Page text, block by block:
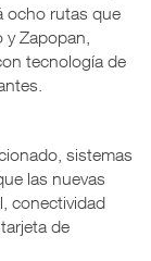
ocho rutas que
Zapopan,
tecnología de
sistemas
las nuevas
conectividad
de